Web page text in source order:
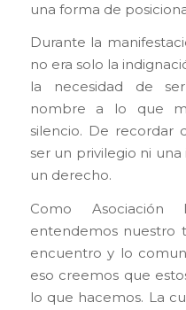
una forma de
Durante la
no era solo la
la necesidad de
nombre a lo que
silencio. De recordar
ser un privilegio ni una
un derecho.
Como Asociación
entendemos nuestro
encuentro y lo
eso creemos que
lo que hacemos. La